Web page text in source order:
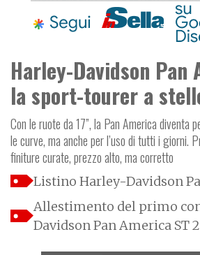
Harley-Davidson Pan
la sport-tourer a
Con le ruote da 17”, la Pan America diventa
le curve, ma anche per l’uso di tutti i giorni.
finiture curate, prezzo alto, ma corretto
Listino Harley-Davidson
Allestimento del primo
Davidson Pan America ST